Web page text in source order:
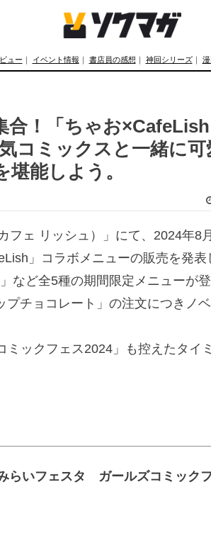
ュー ｜ イベント情報 ｜ 書店員の感想 ｜ 神回シリーズ｜
！「ちゃお×CafeLish
コミックスと一緒に可
能しよう。
フェ リッシュ）」にて、2024年8
」コラボメニューの販売を発表
など全5種の期間限定メニューが登
プチョコレート」の注文につきノ
ックフェス2024」も控えたタイ
らいフェスタ ガールズコミック